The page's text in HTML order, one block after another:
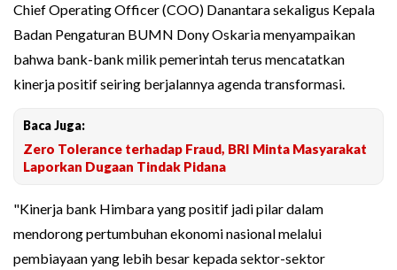
Chief Operating Officer (COO) Danantara sekaligus Kepala
Badan Pengaturan BUMN Dony Oskaria menyampaikan
bahwa bank-bank milik pemerintah terus mencatatkan
kinerja positif seiring berjalannya agenda transformasi.
Baca Juga:
Zero Tolerance terhadap Fraud, BRI Minta Masyarakat
Laporkan Dugaan Tindak Pidana
"Kinerja bank Himbara yang positif jadi pilar dalam
mendorong pertumbuhan ekonomi nasional melalui
pembiayaan yang lebih besar kepada sektor-sektor